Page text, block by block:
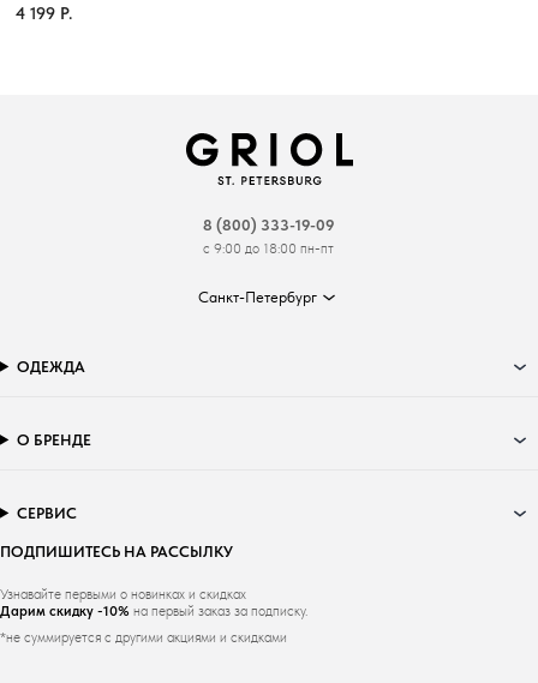
4 199 Р.
8 (800) 333-19-09
с 9:00 до 18:00 пн-пт
Санкт-Петербург
ПОДПИШИТЕСЬ НА РАССЫЛКУ
Узнавайте первыми о новинках и скидках
Дарим скидку -10% на первый заказ за подписку.
*не суммируется с другими акциями и скидками
ОДЕЖДА
О БРЕНДЕ
СЕРВИС